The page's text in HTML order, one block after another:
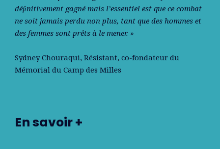
déﬁnitivement gagné mais l’essentiel est que ce combat
ne soit jamais perdu non plus, tant que des hommes et
des femmes sont prêts à le mener. »
Sydney Chouraqui, Résistant, co-fondateur du
Mémorial du Camp des Milles
En savoir +